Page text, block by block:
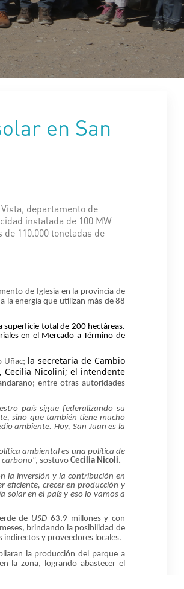
en San
departamento de
instalada de 100 MW
110.000 toneladas de
de Iglesia en la provincia de
la energía que utilizan más de 88
superficie total de 200 hectáreas.
en el Mercado a Término de
Uñac; la secretaria de Cambio
Cecilia Nicolini; el intendente
entre otras autoridades
país sigue federalizando su
sino que también tiene mucho
ambiente. Hoy, San Juan es la
ambiental es una política de
carbono”, sostuvo Cecilia Nicoli.
la inversión y la contribución en
eficiente, crecer en producción y
solar en el país y eso lo vamos a
de USD 63,9 millones y con
brindando la posibilidad de
indirectos y proveedores locales.
la producción del parque a
la zona, logrando abastecer el